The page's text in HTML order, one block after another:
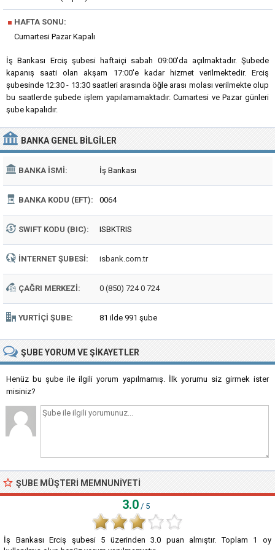
■ HAFTA SONU:
Cumartesi Pazar Kapalı
İş Bankası Erciş şubesi haftaiçi sabah 09:00'da açılmaktadır. Şubede
kapanış saati olan akşam 17:00'e kadar hizmet verilmektedir. Erciş
şubesinde 12:30 - 13:30 saatleri arasında öğle arası molası verilmekte olup
bu saatlerde şubede işlem yapılamamaktadır. Cumartesi ve Pazar günleri
şube kapalıdır.
BANKA GENEL BILGILER
BANKA İSMI: İş Bankası
BANKA KODU (EFT): 0064
SWIFT KODU (BIC): ISBKTRIS
İNTERNET ŞUBESI: isbank.com.tr
ÇAĞRI MERKEZI: 0 (850) 724 0 724
YURTIÇI ŞUBE: 81 ilde 991 şube
ŞUBEYORUM VE ŞIKAYETLER
Henüz bu şube ile ilgili yorum yapılmamış. İlk yorumu siz girmek ister
misiniz?
ŞUBE MÜŞTERI MEMNUNIYETI
3.0 / 5
İş Bankası Erciş şubesi 5 üzerinden3.0 puan almıştır. Toplam 1
oy